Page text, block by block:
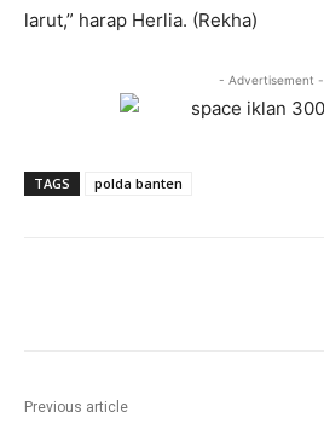
larut,” harap Herlia. (Rekha)
- Advertisement -
TAGS polda banten
Previous article